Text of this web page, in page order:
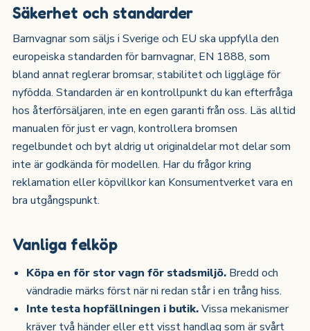
Säkerhet och standarder
Barnvagnar som säljs i Sverige och EU ska uppfylla den
europeiska standarden för barnvagnar, EN 1888, som
bland annat reglerar bromsar, stabilitet och liggläge för
nyfödda. Standarden är en kontrollpunkt du kan efterfråga
hos återförsäljaren, inte en egen garanti från oss. Läs alltid
manualen för just er vagn, kontrollera bromsen
regelbundet och byt aldrig ut originaldelar mot delar som
inte är godkända för modellen. Har du frågor kring
reklamation eller köpvillkor kan Konsumentverket vara en
bra utgångspunkt.
Vanliga felköp
Köpa en för stor vagn för stadsmiljö. Bredd och
vändradie märks först när ni redan står i en trång hiss.
Inte testa hopfällningen i butik.Vissa mekanismer
kräver två händer eller ett visst handlag som är svårt